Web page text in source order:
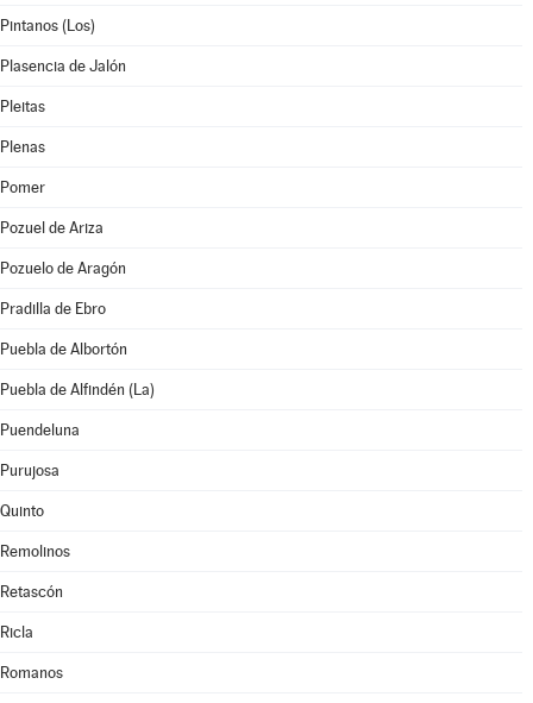
Pintanos (Los)
Plasencia de Jalón
Pleitas
Plenas
Pomer
Pozuel de Ariza
Pozuelo de Aragón
Pradilla de Ebro
Puebla de Albortón
Puebla de Alfindén (La)
Puendeluna
Purujosa
Quinto
Remolinos
Retascón
Ricla
Romanos